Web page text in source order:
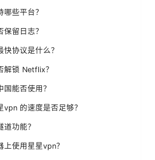
些平台？
留日志？
协议是什么？
解锁 Netflix？
能否使用？
vpn 的速度是否足够？
功能？
上使用星星vpn？